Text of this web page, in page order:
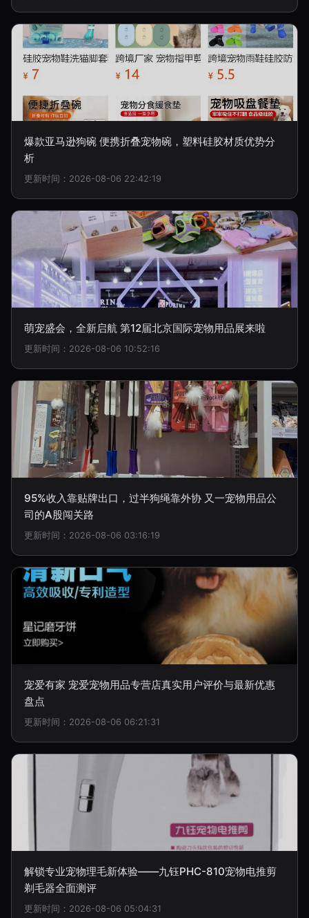
爆款亚马逊狗碗 便携折叠宠物碗，塑料硅胶材质优势分
析
更新时间：2026-08-06 22:42:19
萌宠盛会，全新启航 第12届北京国际宠物用品展来啦
更新时间：2026-08-06 10:52:16
95%收入靠贴牌出口，过半狗绳靠外协 又一宠物用品公
司的A股闯关路
更新时间：2026-08-06 03:16:19
宠爱有家 宠爱宠物用品专营店真实用户评价与最新优惠
盘点
更新时间：2026-08-06 06:21:31
解锁专业宠物理毛新体验——九钰PHC-810宠物电推剪
剃毛器全面测评
更新时间：2026-08-06 05:04:31